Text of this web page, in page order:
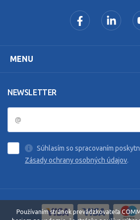
MENU
NEWSLETTER
Súhlasím so spracovaním
Zásady ochrany osobných údajov.
Používaním stránok prevádzkovateľa